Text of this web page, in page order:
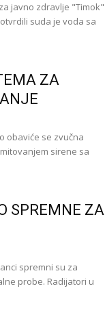
javno zdravlje "Timok"
suda je voda sa
ZA
obaviće se zvučna
sirene sa
SPREMNE ZA
spremni su za
probe. Radijatori u